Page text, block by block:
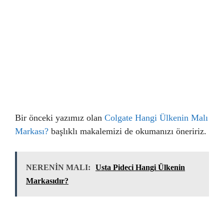
Bir önceki yazımız olan Colgate Hangi Ülkenin Malı
Markası? başlıklı makalemizi de okumanızı öneririz.
NERENİN MALI:
Usta Pideci Hangi Ülkenin
Markasıdır?